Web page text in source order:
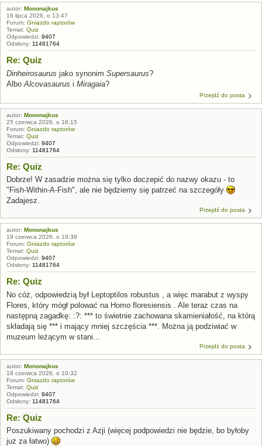
autor: Mononajkus
16 lipca 2026, o 13:47
Forum: Gniazdo raptorów
Temat: Quiz
Odpowiedzi: 9407
Odsłony: 11481764
Re: Quiz
Dinheirosaurus jako synonim Supersaurus?
Albo Alcovasaurus i Miragaia?
Przejdź do posta
autor: Mononajkus
25 czerwca 2026, o 16:15
Forum: Gniazdo raptorów
Temat: Quiz
Odpowiedzi: 9407
Odsłony: 11481764
Re: Quiz
Dobrze! W zasadzie można się tylko doczepić do nazwy okazu - to
"Fish-Within-A-Fish", ale nie będziemy się patrzeć na szczegóły
Zadajesz.
Przejdź do posta
autor: Mononajkus
19 czerwca 2026, o 19:38
Forum: Gniazdo raptorów
Temat: Quiz
Odpowiedzi: 9407
Odsłony: 11481764
Re: Quiz
No cóż, odpowiedzią był Leptoptilos robustus , a więc marabut z wyspy
Flores, który mógł polować na Homo floresiensis . Ale teraz czas na
następną zagadkę: :?: *** to świetnie zachowana skamieniałość, na którą
składają się *** i mający mniej szczęścia ***. Można ją podziwiać w
muzeum leżącym w stani...
Przejdź do posta
autor: Mononajkus
18 czerwca 2026, o 10:32
Forum: Gniazdo raptorów
Temat: Quiz
Odpowiedzi: 9407
Odsłony: 11481764
Re: Quiz
Poszukiwany pochodzi z Azji (więcej podpowiedzi nie będzie, bo byłoby
już za łatwo)